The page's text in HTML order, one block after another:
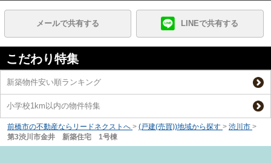
メールで共有する LINEで共有する
こだわり特集
新築物件安い順ランキング
小学校1km以内の物件特集
前橋市の不動産ならリードネクストへ > (戸建(売買))地域から探す > 渋川市 >
第3渋川市金井 新築住宅 1号棟